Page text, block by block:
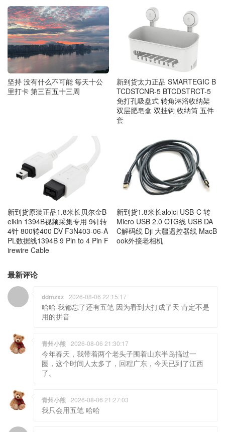
坚持 没有什么不可能 毎天十公
里打卡 第三百五十三周
新到货太力正品 SMARTEGIC B
TCDSTCNR-5 BTCDSTRCT-5
免打孔吸盘式 转角淋浴收纳架
双层肥皂盒 双挂钩 收纳筒 五件
套
新到货原装正品1.8米长贝尔金B
elkin 1394B视频采集专用 9针转
4针 800转400 DV F3N403-06-A
PL数据线1394B 9 Pin to 4 Pin F
irewire Cable
新到货1.8米长aloici USB-C 转
Micro USB 2.0 OTG线 USB DA
C解码线 Dji 大疆遥控器线 MacB
ook外接老相机
最新评论
ddmzxz 2026-08-06 22:15:17
哈哈 我都忘了还有五笔 因为看到大打成了天 肯定不是
用的拼音
青州小熊 2026-08-06 21:30:17
今年春天，我带着两个老头子围着山东半岛搞过一
圈，这个时间人太多了，回程广东，今天已到了江西
了。
青州小熊 2026-08-06 21:27:03
我只会用五笔 哈哈